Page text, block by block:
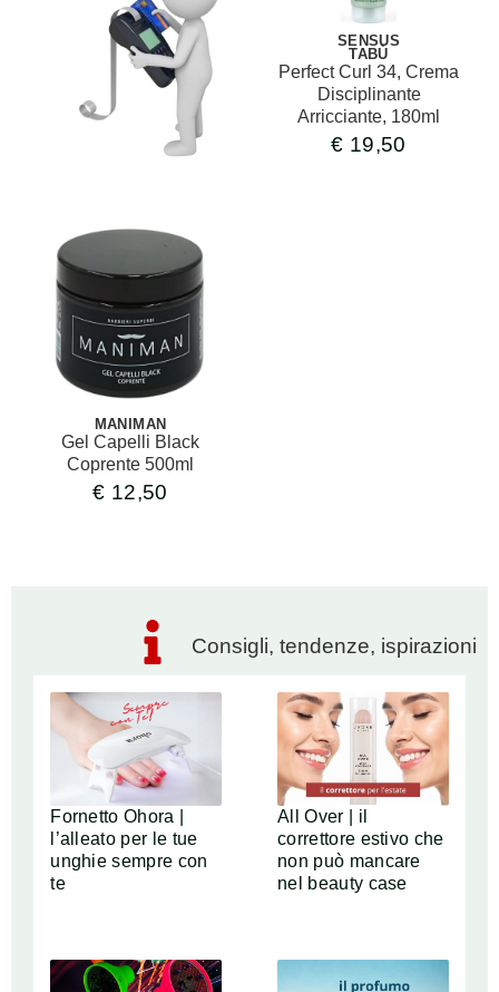
Consigli, tendenze, ispirazioni
Fornetto Ohora |
l’alleato per le tue
unghie sempre con
te
All Over | il
correttore estivo che
non può mancare
nel beauty case
SENSUS
TABÙ
Perfect Curl 34, Crema
Disciplinante
Arricciante, 180ml
€ 19,50
MANIMAN
Gel Capelli Black
Coprente 500ml
€ 12,50